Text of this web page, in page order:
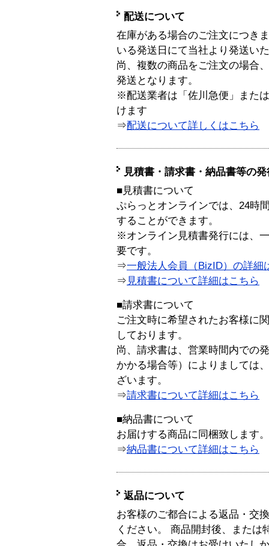
配送について
在庫がある場合のご注文につき
いる発送日にて当社より発送い
尚、複数の商品をご注文の場合
発送となります。
※配送業者は「佐川急便」また
けます
⇒配送について詳しくはこちら
見積書・請求書・納品書等の
■見積書について
ぷらっとオンラインでは、24時
することができます。
※オンライン見積書発行には、
要です。
⇒一般法人会員（BizID）の詳細
⇒ 見積書について詳細はこちら
■請求書について
ご注文時に希望されたお客様に
しております。
尚、請求書は、営業時間内での
かかる場合等）によりましては
ざいます。
⇒請求書について詳細はこちら
■納品書について
お届けする商品に同梱致します。
⇒納品書について詳細はこちら
返品について
お客様のご都合による返品・交
ください。 商品開封後、または